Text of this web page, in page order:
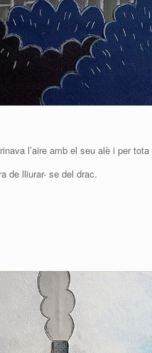
l’aire amb el seu alè i per
de lliurar- se del drac.